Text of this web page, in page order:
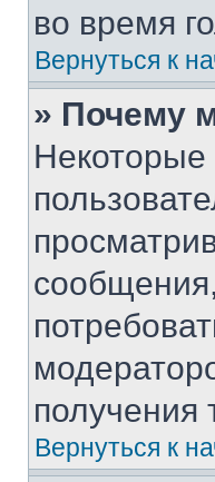
во время
Вернуться к
» Почему
получения
Вернуться к